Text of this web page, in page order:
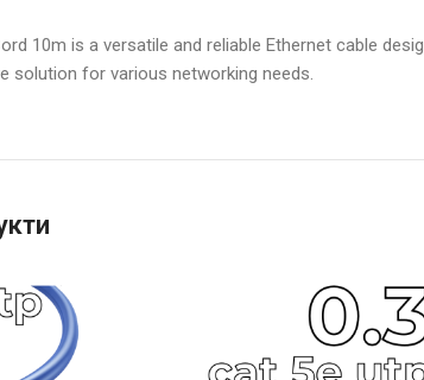
10m is a versatile and reliable Ethernet cable
solution for various networking needs.